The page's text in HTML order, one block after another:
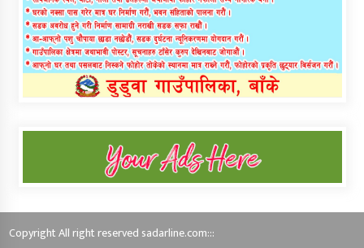
Copyright All right reserved sadarline.com:::